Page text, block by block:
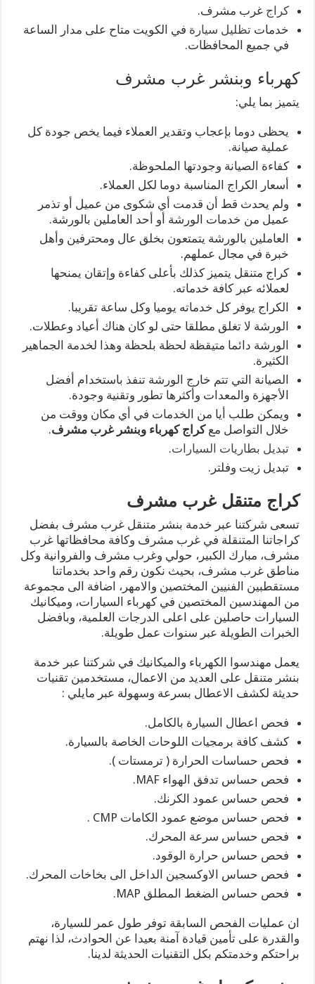
كراج غرب مشرف.
خدماتتظليل سيارة في الكويت متاح على مدار الساعة
في جميع المحافظات.
كهرباء وبنشر غرب مشرف
يتميز بما يلي:
يحظى دوما بإعجاب وتقدير العملاء فيما يخص جودة كل
عملية صيانة.
كفاءة الصيانة وجودتها الملحوظة.
أسعار الكراج المناسبة دوما لكل العملاء.
ولم يحدث قط أن قدمت أي شكوى من عميل أو تذمر
عميل من خدمات الورشة أو أحد العاملين بالورشة.
العاملين بالورشة يتمتعون بخلق عال ومحترفين وأهل
خبرة في مجال عملهم.
كراج متنقل يتميز كذلك بأعلى كفاءة وإتقان يمنحها
لعملائه عبر كافة خدماته.
الكراج يوفر كل خدماته يوميا وكل ساعة تقريبا.
الورشة لا تغلق مطلقا حتى لو كان هناك أعياد وعطلات.
الورشة دائما متيقظة لحظة بلحظة وهذا لخدمة الجماهير
الكثيرة.
الصيانة التي تتم خارج الورشة تنفذ باستخدام أفضل
الأجهزة والمعدات وأكثرها تطور وتقنية وجودة.
ويمكن طلب أيا من الخدمات في أي مكان ووقت من
خلال التواصل معكراج كهرباء وبنشر غرب مشرف.
تبديل بطاريات السيارات.
تبديل زيت وفلتر.
كراج متنقل غرب مشرف
تسعى شركتنا عبر خدمة بنشر متنقل غرب مشرف بفضل
كراجاتنا المتنقلة في غرب مشرف وكافة محافظاتها غرب
مشرف، مبارك الكبير، حولي وغرب مشرف والفروانية وكل
مناطق غرب مشرف، بحيث نكون رقم واحد بخدماتنا
مستقطبين الفنيين المختصين والامهر، اضافة الى مجموعة
من المهندسين المختصين في كهرباء السيارات، وميكانيك
السيارات حاصلين على اعلى الدرجات العلمية، وبافضل
الخبرات الطويلة عبر سنوات عمل طويلة.
يعمل مهندسوا الكهرباء والميكانيك في شركتنا عبر خدمة
بنشر متنقل على العديد من الاعمال، مستخدمين تقنيات
حديثة لكشف الاعطال بسرعة وسهولة عبر مايلي :
فحص اعطال السيارة بالكامل.
كشف كافة برمجيات اللوحات الخاصة بالسيارة.
فحص حساسات الحرارة ( ترمستات ).
فحص حساس تدفق الهواء MAF.
فحص حساس عمود الكرنك.
فحص حساس موضع عمود الكامات CMP .
فحص حساس سرعة المحرك.
فحص حساس حرارة الوقود.
فحص حساس الاوكسجين الداخل الى بخاخات المحرك.
فحص حساس الضغط المطلق MAP.
ان عمليات الفحص السابقة توفر طول عمر للسيارة،
والقدرة على تأمين قيادة آمنة بعيدا عن الحوادث، لذا نهتم
براحتكم وخدمتكم بكل التقنيات الحديثة لدينا.